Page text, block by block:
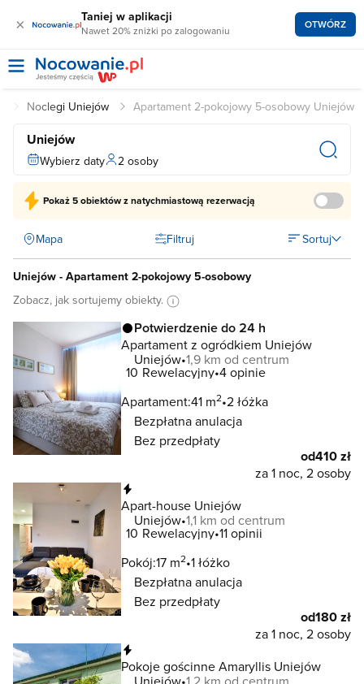
× Taniej w aplikacji
Nawet 20% zniżki po zalogowaniu OTWÓRZ
Noclegi Uniejów Apartament 2-pokojowy 5-osobowy Uniejów
Uniejów
Wybierz daty 2 osoby
Pokaż5 obiektówz natychmiastową rezerwacją
Mapa Filtruj Sortuj
Uniejów - Apartament 2-pokojowy 5-osobowy
Zobacz, jak sortujemy obiekty.
Potwierdzenie do 24 h
Apartament z ogródkiem Uniejów
Uniejów 1,9 km od centrum
10 Rewelacyjny 4 opinie
Apartament:41 m2 2 łóżka
Bezpłatna anulacja
Bez przedpłaty
od410 zł
za 1 noc, 2 osoby
Apart-house Uniejów
Uniejów 1,1 km od centrum
10 Rewelacyjny 11 opinii
Pokój:17 m2 1 łóżko
Bezpłatna anulacja
Bez przedpłaty
od180 zł
za 1 noc, 2 osoby
Pokoje gościnne Amaryllis Uniejów